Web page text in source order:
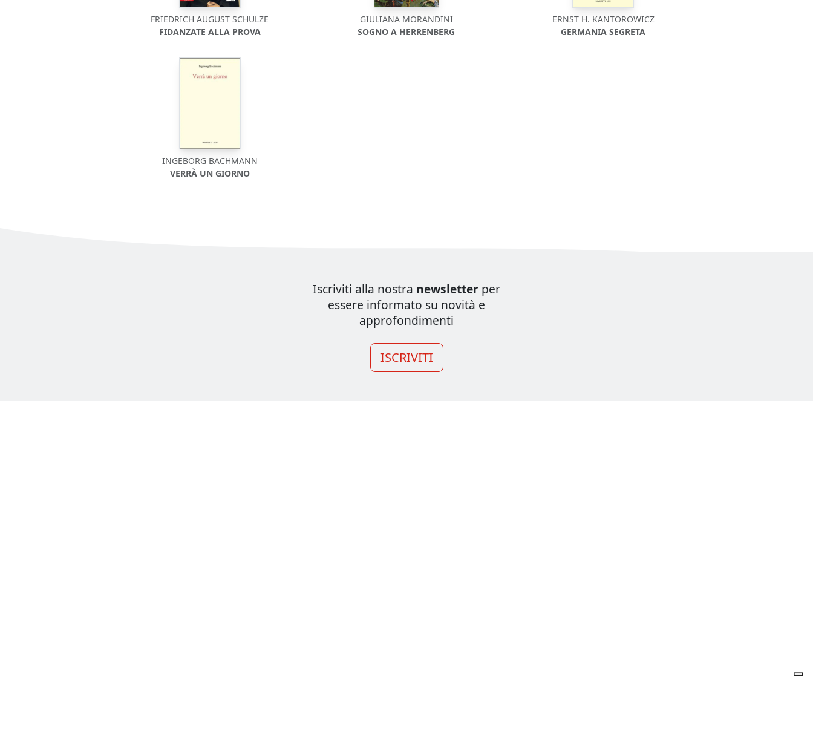
FRIEDRICH AUGUST SCHULZE
FIDANZATE ALLA PROVA
GIULIANA MORANDINI
SOGNO A HERRENBERG
ERNST H. KANTOROWICZ
GERMANIA SEGRETA
INGEBORG BACHMANN
VERRÀ UN GIORNO
Iscriviti alla nostra newsletter per
essere informato su novità e
approfondimenti
ISCRIVITI